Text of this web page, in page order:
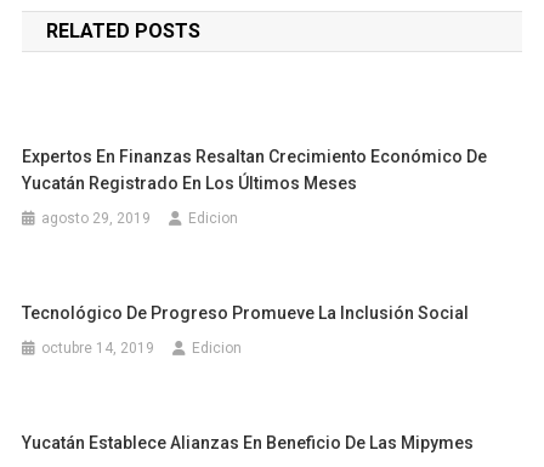
entradas
RELATED POSTS
Expertos En Finanzas Resaltan Crecimiento Económico De
Yucatán Registrado En Los Últimos Meses
agosto 29, 2019 Edicion
Tecnológico De Progreso Promueve La Inclusión Social
octubre 14, 2019 Edicion
Yucatán Establece Alianzas En Beneficio De Las Mipymes